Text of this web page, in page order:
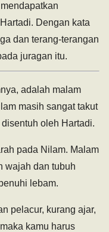
Dengan kata
dan terang-terangan
juragan itu.
adalah malam
masih sangat takut
oleh Hartadi.
pada Nilam. Malam
wajah dan tubuh
lebam.
pelacur, kurang ajar,
kamu harus